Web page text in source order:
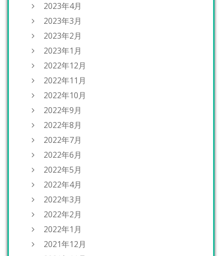
2023年4月
2023年3月
2023年2月
2023年1月
2022年12月
2022年11月
2022年10月
2022年9月
2022年8月
2022年7月
2022年6月
2022年5月
2022年4月
2022年3月
2022年2月
2022年1月
2021年12月